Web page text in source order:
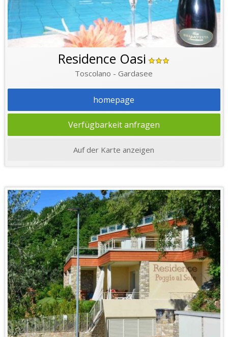
Residence Oasi
Toscolano - Gardasee
homepage
Verfügbarkeit anfragen
Auf der Karte anzeigen